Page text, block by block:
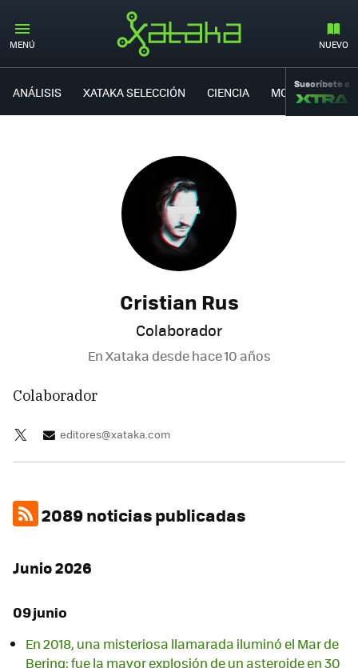
MENÚ NUEVO
ANÁLISIS XATAKA SELECCIÓN CIENCIA MOVILIDAD
Suscríbete a
Cristian Rus
Colaborador
En Xataka desdehace 10 años
Colaborador
editores@xataka.com
2089 noticias publicadas
Junio 2026
09 junio
En 2018, una misteriosa llamarada iluminó el Mar de
Bering: fue la mayor explosión de un asteroide en 30